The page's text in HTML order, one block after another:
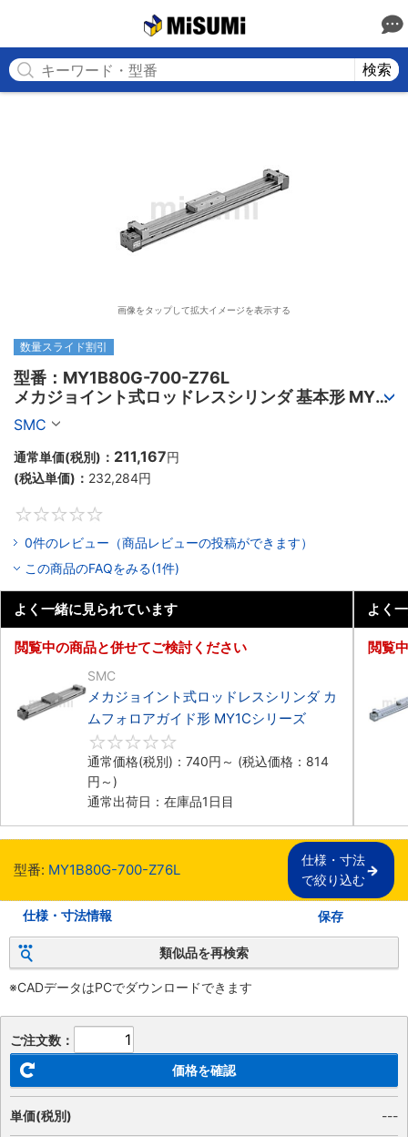
検索
画像をタップして拡大イメージを表示する
数量スライド割引
型番：MY1B80G-700-Z76L
メカジョイント式ロッドレスシリンダ 基本形 MY1B
シリーズ
SMC
通常単価(税別)： 211,167円
(税込単価)： 232,284円
0件のレビュー（商品レビューの投稿ができます）
この商品のFAQをみる(1件)
よく一緒に見られています
閲覧中の商品と併せてご検討ください
SMC
メカジョイント式ロッドレスシリンダ カ
ムフォロアガイド形 MY1Cシリーズ
通常価格(税別)： 740円 ～ (税込価格： 814
円 ～)
通常出荷日：在庫品1日目
よく
閲覧
型番: MY1B80G-700-Z76L
仕様・寸法
で絞り込む
仕様・寸法情報 保存
類似品を再検索
※CADデータはPCでダウンロードできます
ご注文数：
価格を確認
単価(税別) ---